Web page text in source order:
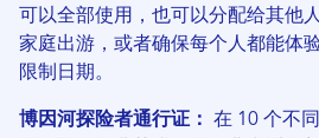
可以全部使用，也可以分配给其他
家庭出游，或者确保每个人都能体
限制日期。
博因河探险者通行证：
在 10 个不